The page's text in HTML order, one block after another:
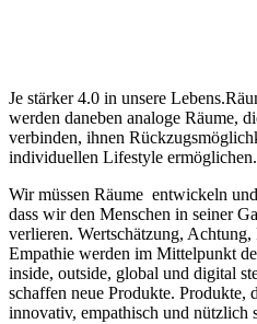
Je stärker 4.0 in unsere
werden daneben analoge Räume,
verbinden, ihnen
individuellen Lifestyle ermöglichen.
Wir müssen Räume entwickeln
dass wir den Menschen in seiner
verlieren. Wertschätzung,
Empathie werden im Mittelpunkt
inside, outside, global und digital
schaffen neue Produkte. Produkte,
innovativ, empathisch und nützlich